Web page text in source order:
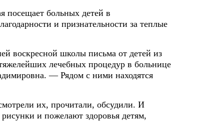
посещает больных детей в
и признательности за теплые
воскресной школы письма от детей из
лечебных процедур в больнице
— Рядом с ними находятся
их, прочитали, обсудили. И
и пожелают здоровья детям,